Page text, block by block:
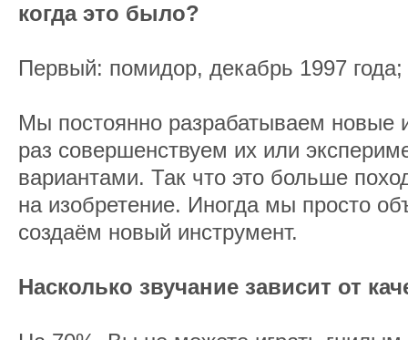
когда это было?
Первый: помидор, декабрь 1997 года;
Мы постоянно разрабатываем новые
раз совершенствуем их или
вариантами. Так что это больше
на изобретение. Иногда мы просто
создаём новый инструмент.
Насколько звучание зависит от